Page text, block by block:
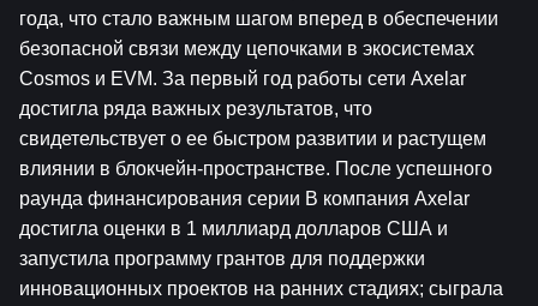
года, что стало важным шагом вперед в обеспечении
безопасной связи между цепочками в экосистемах
Cosmos и EVM. За первый год работы сети Axelar
достигла ряда важных результатов, что
свидетельствует о ее быстром развитии и растущем
влиянии в блокчейн-пространстве. После успешного
раунда финансирования серии B компания Axelar
достигла оценки в 1 миллиард долларов США и
запустила программу грантов для поддержки
инновационных проектов на ранних стадиях; сыграла